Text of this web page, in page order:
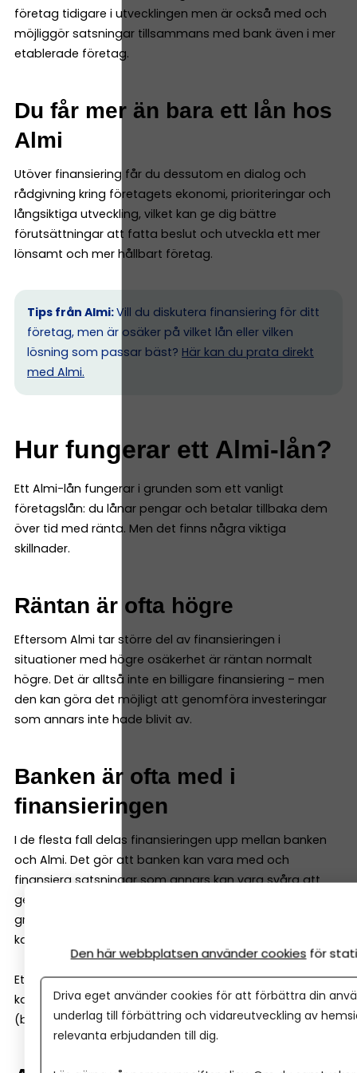
företag tidigare i utvecklingen men är också med och
möjliggör satsningar tillsammans med bank även i mer
etablerade företag.
Du får mer än bara ett lån hos
Almi
Utöver finansiering får du dessutom en dialog och
rådgivning kring företagets ekonomi, prioriteringar och
långsiktiga utveckling, vilket kan ge dig bättre
förutsättningar att fatta beslut och utveckla ett mer
lönsamt och mer hållbart företag.
Tips från Almi:Vill du diskutera finansiering för ditt
företag, men är osäker på vilket lån eller vilken
lösning som passar bäst? Här kan du prata direkt
med Almi.
Hur fungerar ett Almi-lån?
Ett Almi-lån fungerar i grunden som ett vanligt
företagslån: du lånar pengar och betalar tillbaka dem
över tid med ränta. Men det finns några viktiga
skillnader.
Räntan är ofta högre
Eftersom Almi tar större del av finansieringen i
situationer med högre osäkerhet är räntan normalt
högre. Det är alltså inte en billigare finansiering – men
den kan göra det möjligt att genomföra investeringar
som annars inte hade blivit av.
Banken är ofta med i
finansieringen
I de flesta fall delas finansieringen upp mellan banken
och Almi. Det gör att banken kan vara med och
finansiera satsningar som annars kan vara svåra att
genomföra på egen hand. Ofta krävs det också att
grundarna (eller andra finansiärer) står för en del av
kapitalbehovet.
Ett vanligt exempel är att Almi kan stå för 50 % av
kapitalbehovet om grundarna står för resterande 50 %
(banken måste således inte vara med).
Den här webbplatsen använder cookies för
Driva eget använder cookies för att förbättra din
underlag till förbättring och vidareutveckling av
relevanta erbjudanden till dig.